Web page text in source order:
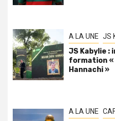
A LA UNE JS
JS Kabylie :
formation «
Hannachi »
A LA UNE